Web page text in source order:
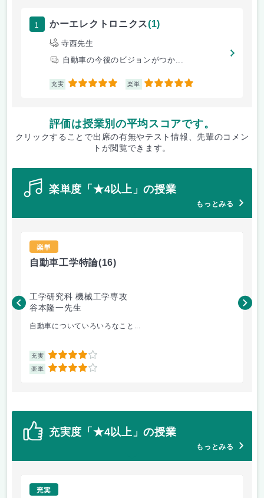
1 かーエレクトロニクス(1)
寺西先生
自動車の今後のビジョンがつか...
充実 5 楽単 5
評価は授業別の平均スコアです。
クリックすることで出席の有無やテスト情報、先輩のコメン
トが閲覧できます。
楽単度「★4以上」の授業
もっとみる
楽単
自動車工学特論(16)
工学研究科 機械工学専攻
谷本隆一先生
自動車についていろいろなこと...
充実 4
楽単 4
松
充実度「★4以上」の授業
もっとみる
充実